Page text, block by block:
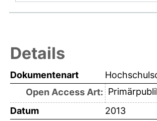
Details
Dokumentenart
Open Access Art:
Datum
2013